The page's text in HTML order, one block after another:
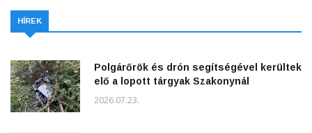
HÍREK
Polgárőrök és drón segítségével kerültek
elő a lopott tárgyak Szakonynál
2026.07.23.